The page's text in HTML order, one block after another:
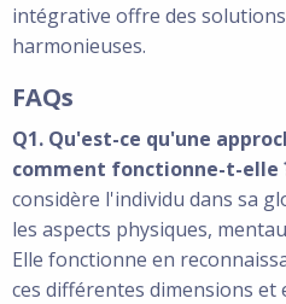
intégrative offre des
harmonieuses.
FAQs
Q1. Qu'est-ce qu'une
comment fonctionne-t-elle
considère l'individu dans sa
les aspects physiques,
Elle fonctionne en
ces différentes dimensions